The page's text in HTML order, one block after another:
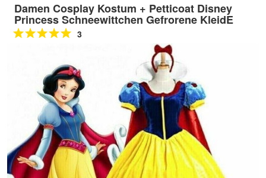
Damen Cosplay Kostum + Petticoat Disney
Princess Schneewittchen Gefrorene KleidE
3